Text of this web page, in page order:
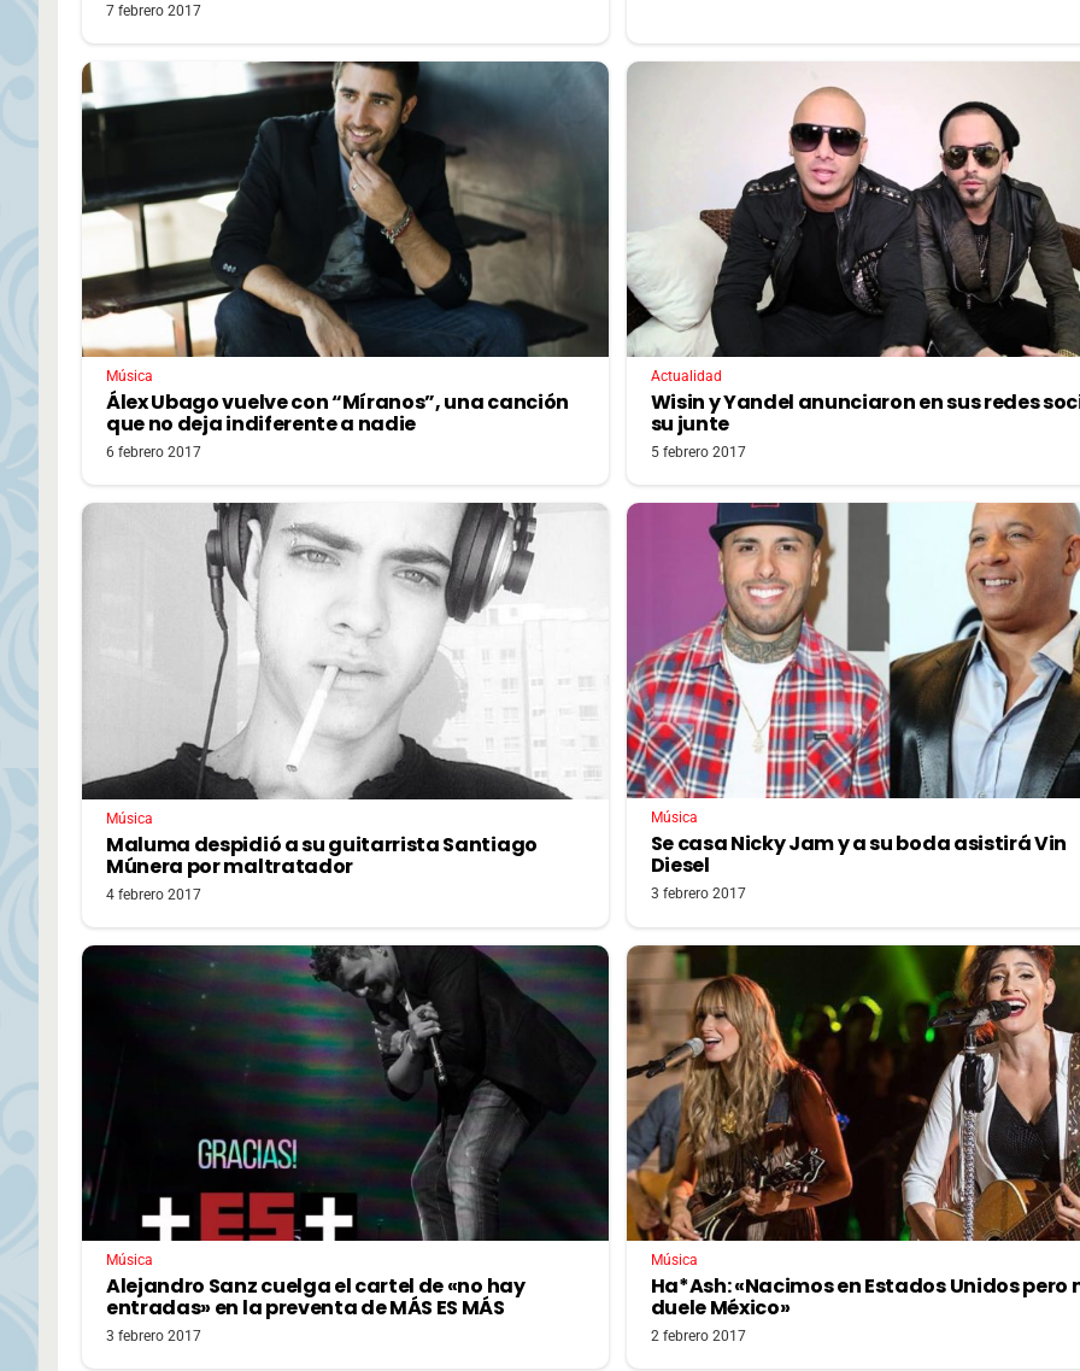
7 febrero 2017
Música
Álex Ubago vuelve con “Míranos”, una canción
que no deja indiferente a nadie
6 febrero 2017
Actualidad
Wisin y Yandel anunciaron en sus redes
su junte
5 febrero 2017
Música
Maluma despidió a su guitarrista Santiago
Múnera por maltratador
4 febrero 2017
Música
Se casa Nicky Jam y a su boda asistirá Vin
Diesel
3 febrero 2017
Música
Alejandro Sanz cuelga el cartel de «no hay
entradas» en la preventa de MÁS ES MÁS
3 febrero 2017
Música
Ha*Ash: «Nacimos en Estados Unidos pero
duele México»
2 febrero 2017